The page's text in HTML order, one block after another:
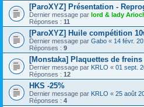
[ParoXYZ] Présentation -
Dernier message par lord & lady
Réponses : 11
[ParoXYZ] Huile compétition
Dernier message par Gabo « 14 févr.
Réponses : 9
[Monstaka] Plaquettes de freins
Dernier message par KRLO « 01 sept.
Réponses : 12
HKS -25%
Dernier message par KRLO « 25 août
Réponses : 4